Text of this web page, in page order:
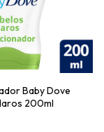
Baby Dove
200ml